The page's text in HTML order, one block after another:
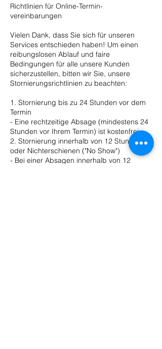
Richtlinien für Online-Termin-
vereinbarungen
Vielen Dank, dass Sie sich für unseren
Services entschieden haben! Um einen
reibungslosen Ablauf und faire
Bedingungen für alle unsere Kunden
sicherzustellen, bitten wir Sie, unsere
Stornierungsrichtlinien zu beachten:
1. Stornierung bis zu 24 Stunden vor dem
Termin
- Eine rechtzeitige Absage (mindestens 24
Stunden vor Ihrem Termin) ist kostenfrei.
2. Stornierung innerhalb von 12 Stunden
oder Nichterschienen ("No Show")
- Bei einer Absagen innerhalb von 12